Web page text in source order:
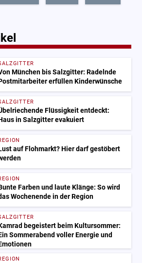
München bis Salzgitter: Radelnde
erfüllen Kinderwünsche
Flüssigkeit entdeckt:
in Salzgitter evakuiert
auf Flohmarkt? Hier darf gestöbert
Farben und laute Klänge: So wird
Wochenende in der Region
begeistert beim Kultursommer:
Sommerabend voller Energie und